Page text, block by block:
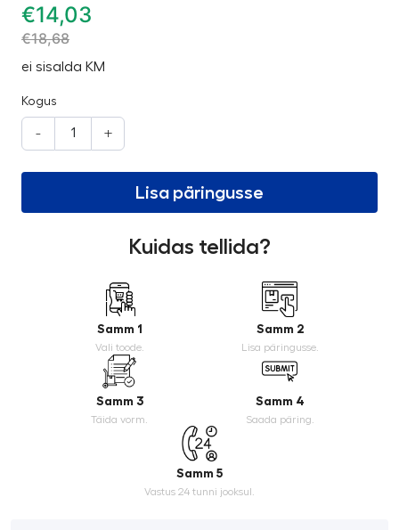
€14,03
€18,68
ei sisalda KM
Kogus
- +
Lisa päringusse
Kuidas tellida?
Samm 1
Vali toode.
Samm 2
Lisa päringusse.
Samm 3
Täida vorm.
Samm 4
Saada päring.
Samm 5
Vastus 24 tunni jooksul.